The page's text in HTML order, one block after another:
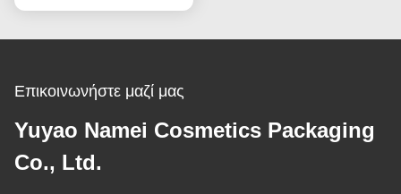
Επικοινωνήστε μαζί μας
Yuyao Namei Cosmetics Packaging
Co., Ltd.